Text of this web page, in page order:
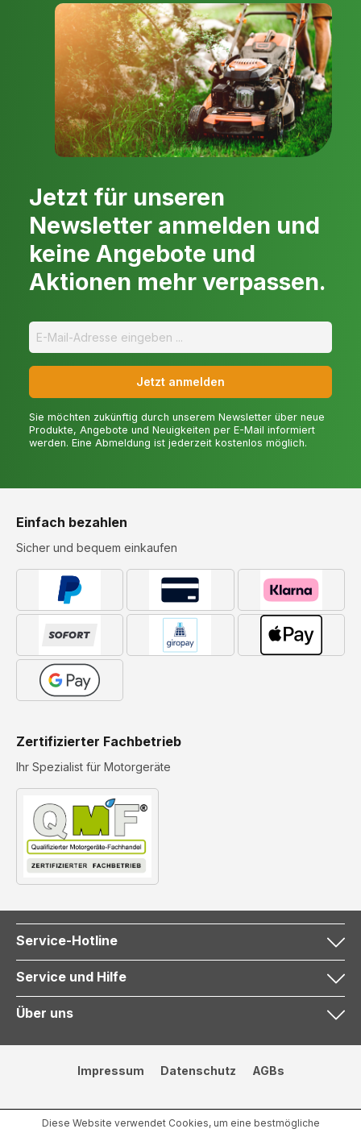
Jetzt für unseren
Newsletter anmelden und
keine Angebote und
Aktionen mehr verpassen.
Jetzt anmelden
Sie möchten zukünftig durch unserem Newsletter über neue
Produkte, Angebote und Neuigkeiten per E-Mail informiert
werden. Eine Abmeldung ist jederzeit kostenlos möglich.
Einfach bezahlen
Sicher und bequem einkaufen
Zertifizierter Fachbetrieb
Ihr Spezialist für Motorgeräte
Service-Hotline
Service und Hilfe
Über uns
Impressum Datenschutz AGBs
Diese Website verwendet Cookies, um eine bestmögliche